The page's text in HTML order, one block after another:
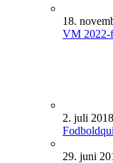
18.
VM 2022-
2. juli 2018
29. juni